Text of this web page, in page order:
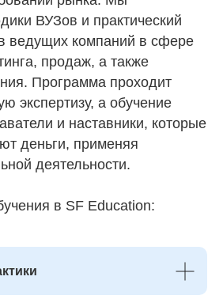
ВУЗов и практический
ведущих компаний в сфере
продаж, а также
Программа проходит
экспертизу, а обучение
и наставники, которые
деньги, применяя
деятельности.
в SF Education: